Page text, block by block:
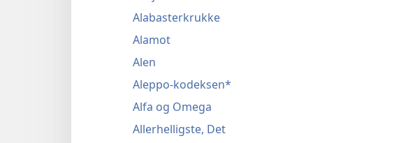
Alabasterkrukke
Alamot
Alen
Aleppo-kodeksen*
Alfa og Omega
Allerhelligste, Det